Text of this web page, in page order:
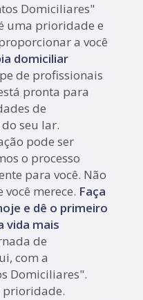
Domiciliares"
uma prioridade e
a você
domiciliar
de profissionais
pronta para
de
seu lar.
pode ser
o processo
para você. Não
merece. Faça
e dê o primeiro
vida mais
de
com a
Domiciliares".
prioridade.